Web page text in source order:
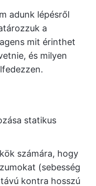
adunk lépésről
a
mit érinthet
és milyen
statikus
számára, hogy
(sebesség
kontra hosszú